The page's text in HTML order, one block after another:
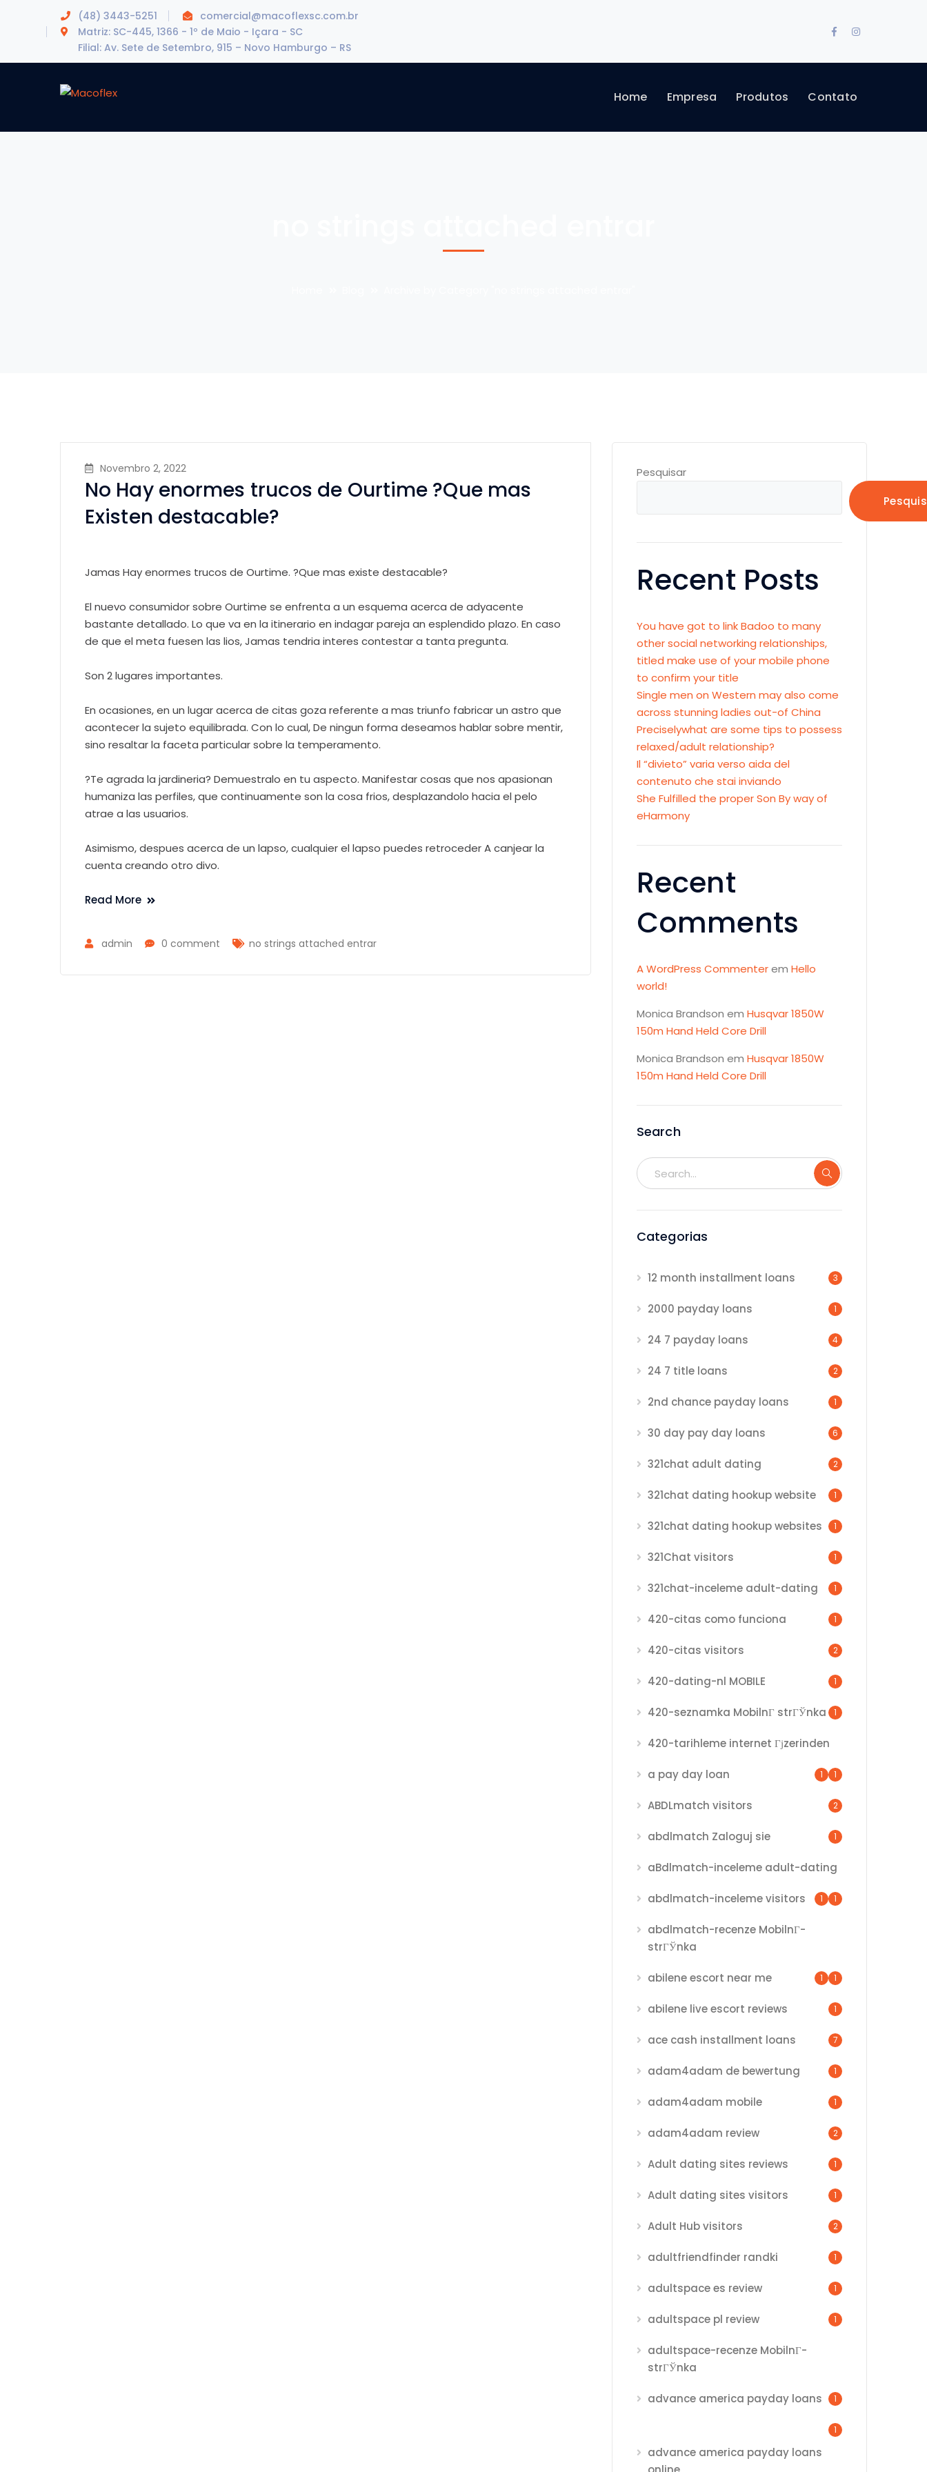
(48) 3443-5251
comercial@macoflexsc.com.br
Matriz: SC-445, 1366 - 1º de Maio - Içara - SC
Filial: Av. Sete de Setembro, 915 – Novo Hamburgo – RS
FacebookInstagram
Home Empresa Produtos Contato
Novembro 2, 2022
No Hay enormes trucos de Ourtime ?Que mas
Existen destacable?
Jamas Hay enormes trucos de Ourtime. ?Que mas existe destacable?
El nuevo consumidor sobre Ourtime se enfrenta a un esquema acerca de adyacente
bastante detallado. Lo que va en la itinerario en indagar pareja an esplendido plazo. En caso
de que el meta fuesen las lios, Jamas tendria interes contestar a tanta pregunta.
Son 2 lugares importantes.
En ocasiones, en un lugar acerca de citas goza referente a mas triunfo fabricar un astro que
acontecer la sujeto equilibrada. Con lo cual, De ningun forma deseamos hablar sobre mentir,
sino resaltar la faceta particular sobre la temperamento.
?Te agrada la jardineria? Demuestralo en tu aspecto. Manifestar cosas que nos apasionan
humaniza las perfiles, que continuamente son la cosa frios, desplazandolo hacia el pelo
atrae a las usuarios.
Asimismo, despues acerca de un lapso, cualquier el lapso puedes retroceder A canjear la
cuenta creando otro divo.
Read More
admin 0 comment no strings attached entrar
Pesquisar
Recent Posts
You have got to link Badoo to many
other social networking relationships,
titled make use of your mobile phone
to confirm your title
Single men on Western may also come
across stunning ladies out-of China
Preciselywhat are some tips to possess
relaxed/adult relationship?
Il “divieto” varia verso aida del
contenuto che stai inviando
She Fulfilled the proper Son By way of
eHarmony
Recent
Comments
A WordPress Commenterem Hello
world!
Monica Brandson em Husqvar 1850W
150m Hand Held Core Drill
Monica Brandson em Husqvar 1850W
150m Hand Held Core Drill
Search
Categorias
12 month installment loans 3
2000 payday loans 1
24 7 payday loans 4
24 7 title loans 2
2nd chance payday loans 1
30 day pay day loans 6
321chat adult dating 2
321chat dating hookup website 1
321chat dating hookup websites 1
321Chat visitors 1
321chat-inceleme adult-dating 1
420-citas como funciona 1
420-citas visitors 2
420-dating-nl MOBILE 1
420-seznamka MobilnГ­ strГЎnka 1
420-tarihleme internet Гјzerinden
1
a pay day loan 1
ABDLmatch visitors 2
abdlmatch Zaloguj sie 1
aBdlmatch-inceleme adult-dating
1
abdlmatch-inceleme visitors 1
abdlmatch-recenze MobilnГ­
strГЎnka
1
abilene escort near me 1
abilene live escort reviews 1
ace cash installment loans 7
adam4adam de bewertung 1
adam4adam mobile 1
adam4adam review 2
Adult dating sites reviews 1
Adult dating sites visitors 1
Adult Hub visitors 2
adultfriendfinder randki 1
adultspace es review 1
adultspace pl review 1
adultspace-recenze MobilnГ­
strГЎnka
1
advance america payday loans
1
advance america payday loans